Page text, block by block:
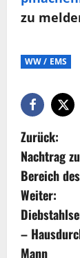
zu
WW / EMS
Zurück:
Nachtrag
Bereich
Weiter:
–
Mann